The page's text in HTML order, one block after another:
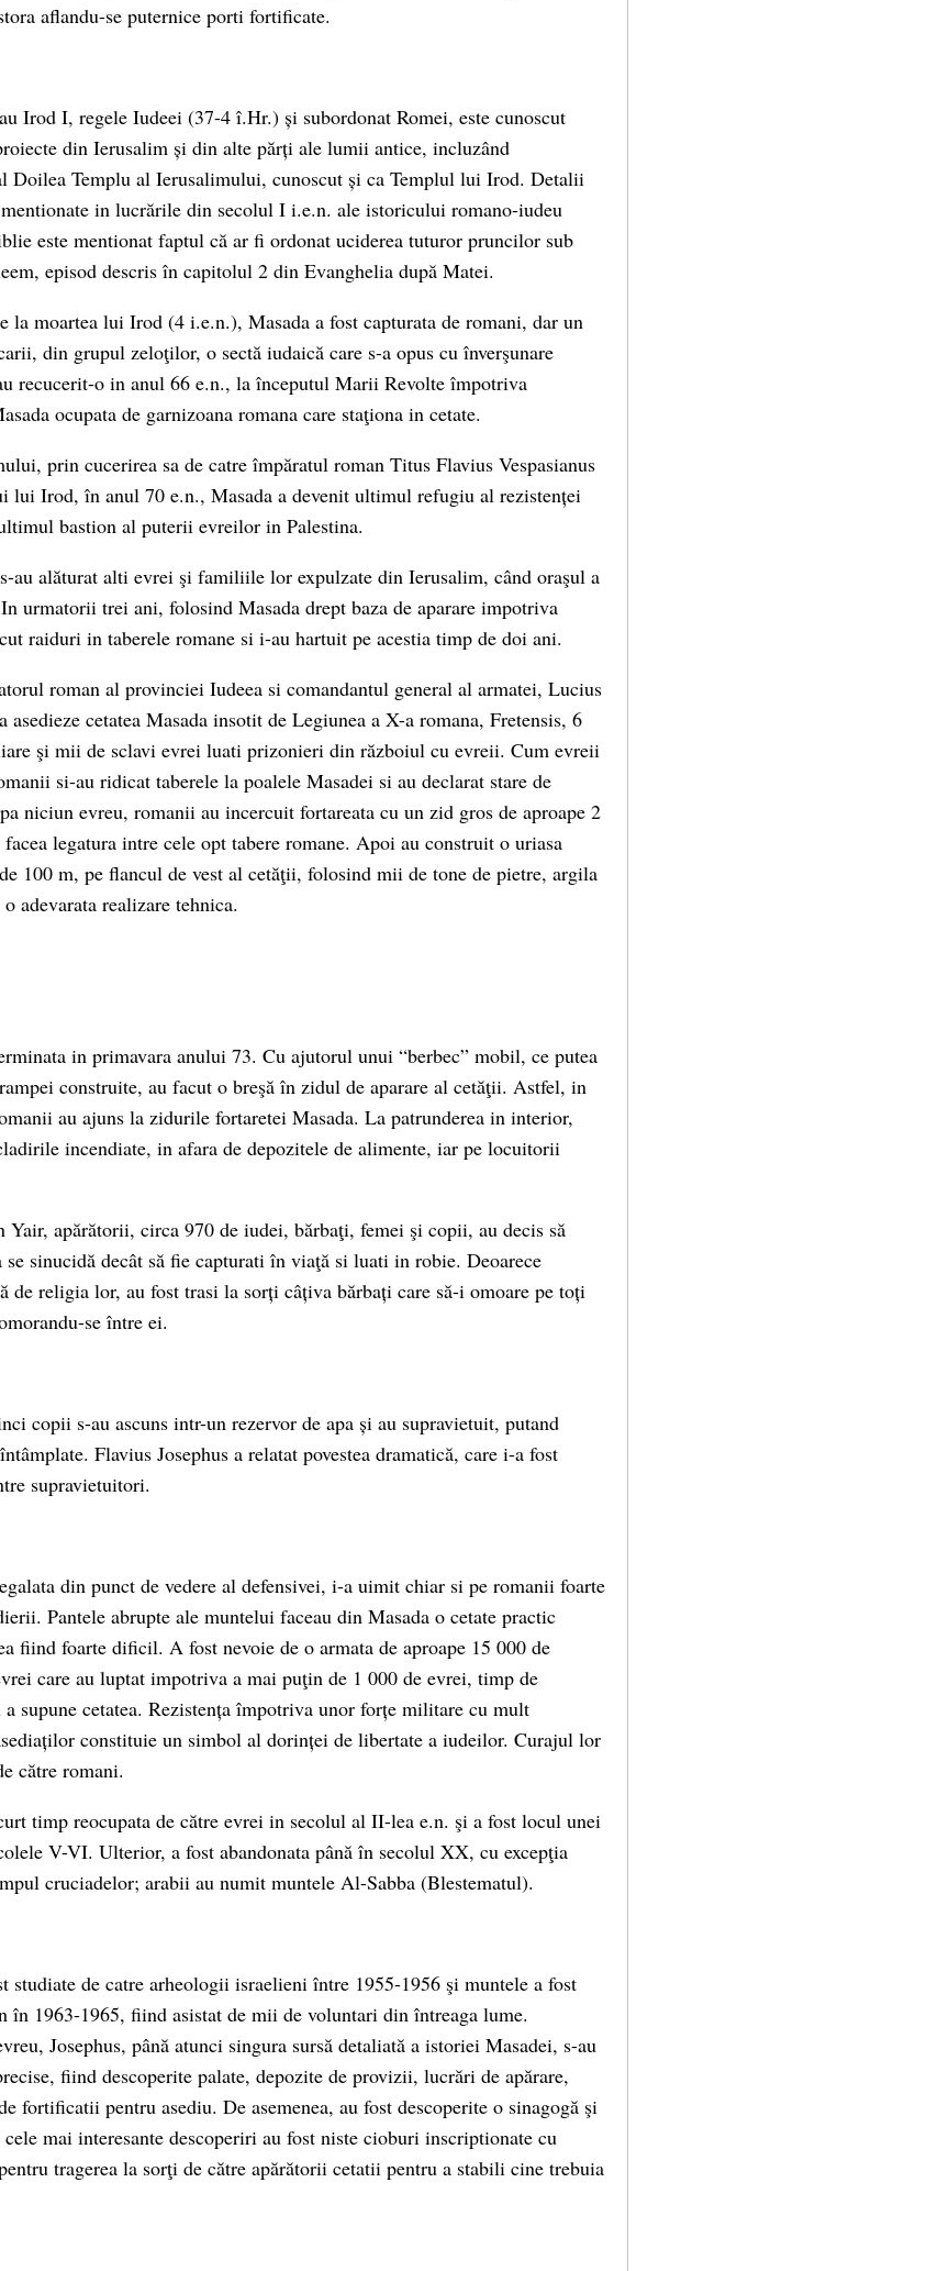
aflandu-se puternice porti fortificate.
Irod I, regele Iudeei (37-4 î.Hr.) și subordonat Romei, este cunoscut
din Ierusalim și din alte părți ale lumii antice, incluzând
Doilea Templu al Ierusalimului, cunoscut și ca Templul lui Irod. Detalii
in lucrările din secolul I i.e.n. ale istoricului romano-iudeu
este mentionat faptul că ar fi ordonat uciderea tuturor pruncilor sub
episod descris în capitolul 2 din Evanghelia după Matei.
la moartea lui Irod (4 i.e.n.), Masada a fost capturata de romani, dar un
din grupul zeloţilor, o sectă iudaică care s-a opus cu înverşunare
recucerit-o in anul 66 e.n., la începutul Marii Revolte împotriva
ocupata de garnizoana romana care staţiona in cetate.
prin cucerirea sa de catre împăratul roman Titus Flavius Vespasianus
lui Irod, în anul 70 e.n., Masada a devenit ultimul refugiu al rezistenței
bastion al puterii evreilor in Palestina.
au alăturat alti evrei şi familiile lor expulzate din Ierusalim, când oraşul a
urmatorii trei ani, folosind Masada drept baza de aparare impotriva
raiduri in taberele romane si i-au hartuit pe acestia timp de doi ani.
roman al provinciei Iudeea si comandantul general al armatei, Lucius
asedieze cetatea Masada insotit de Legiunea a X-a romana, Fretensis, 6
şi mii de sclavi evrei luati prizonieri din războiul cu evreii. Cum evreii
si-au ridicat taberele la poalele Masadei si au declarat stare de
niciun evreu, romanii au incercuit fortareata cu un zid gros de aproape 2
legatura intre cele opt tabere romane. Apoi au construit o uriasa
100 m, pe flancul de vest al cetăţii, folosind mii de tone de pietre, argila
adevarata realizare tehnica.
in primavara anului 73. Cu ajutorul unui “berbec” mobil, ce putea
construite, au facut o breşă în zidul de aparare al cetăţii. Astfel, in
au ajuns la zidurile fortaretei Masada. La patrunderea in interior,
incendiate, in afara de depozitele de alimente, iar pe locuitorii
Yair, apărătorii, circa 970 de iudei, bărbaţi, femei şi copii, au decis să
se sinucidă decât să fie capturati în viaţă si luati in robie. Deoarece
de religia lor, au fost trasi la sorți câțiva bărbați care să-i omoare pe toți
se între ei.
copii s-au ascuns intr-un rezervor de apa și au supravietuit, putand
Flavius Josephus a relatat povestea dramatică, care i-a fost
supravietuitori.
din punct de vedere al defensivei, i-a uimit chiar si pe romanii foarte
Pantele abrupte ale muntelui faceau din Masada o cetate practic
fiind foarte dificil. A fost nevoie de o armata de aproape 15 000 de
care au luptat impotriva a mai puţin de 1 000 de evrei, timp de
supune cetatea. Rezistența împotriva unor forțe militare cu mult
constituie un simbol al dorinței de libertate a iudeilor. Curajul lor
către romani.
timp reocupata de către evrei in secolul al II-lea e.n. şi a fost locul unei
V-VI. Ulterior, a fost abandonata până în secolul XX, cu excepţia
cruciadelor; arabii au numit muntele Al-Sabba (Blestematul).
studiate de catre arheologii israelieni între 1955-1956 şi muntele a fost
în 1963-1965, fiind asistat de mii de voluntari din întreaga lume.
Josephus, până atunci singura sursă detaliată a istoriei Masadei, s-au
fiind descoperite palate, depozite de provizii, lucrări de apărare,
fortificatii pentru asediu. De asemenea, au fost descoperite o sinagogă şi
mai interesante descoperiri au fost niste cioburi inscriptionate cu
tragerea la sorţi de către apărătorii cetatii pentru a stabili cine trebuia